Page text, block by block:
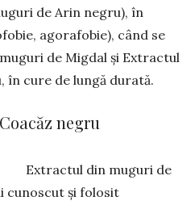
de Arin negru), în
agorafobie), când se
de Migdal și Ex­tractul
în cure de lungă durată.
negru
Extractul din muguri de
cunoscut și folosit